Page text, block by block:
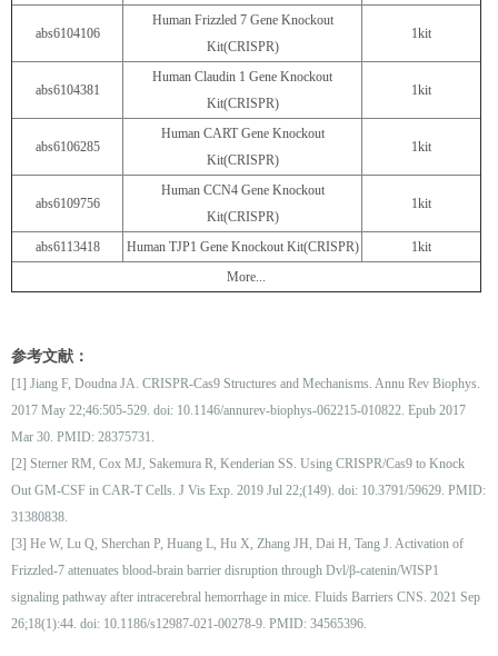
abs6104106
Human Frizzled 7 Gene Knockout
Kit(CRISPR)
1kit
abs6104381
Human Claudin 1 Gene Knockout
Kit(CRISPR)
1kit
abs6106285
Human CART Gene Knockout
Kit(CRISPR)
1kit
abs6109756
Human CCN4 Gene Knockout
Kit(CRISPR)
1kit
abs6113418 Human TJP1 Gene Knockout Kit(CRISPR)
1kit
More...
参考文献：
[1] Jiang F, Doudna JA. CRISPR-Cas9 Structures and Mechanisms. Annu Rev Biophys.
2017 May 22;46:505-529. doi: 10.1146/annurev-biophys-062215-010822. Epub 2017
Mar 30. PMID: 28375731.
[2] Sterner RM, Cox MJ, Sakemura R, Kenderian SS. Using CRISPR/Cas9 to Knock
Out GM-CSF in CAR-T Cells. J Vis Exp. 2019 Jul 22;(149). doi: 10.3791/59629. PMID:
31380838.
[3] He W, Lu Q, Sherchan P, Huang L, Hu X, Zhang JH, Dai H, Tang J. Activation of
Frizzled-7 attenuates blood-brain barrier disruption through Dvl/β-catenin/WISP1
signaling pathway after intracerebral hemorrhage in mice. Fluids Barriers CNS. 2021 Sep
26;18(1):44. doi: 10.1186/s12987-021-00278-9. PMID: 34565396.